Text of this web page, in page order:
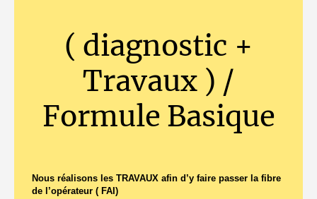
( diagnostic +
Travaux ) /
Formule Basique
Nous réalisons les TRAVAUX afin d’y faire passer la fibre
de l’opérateur ( FAI)